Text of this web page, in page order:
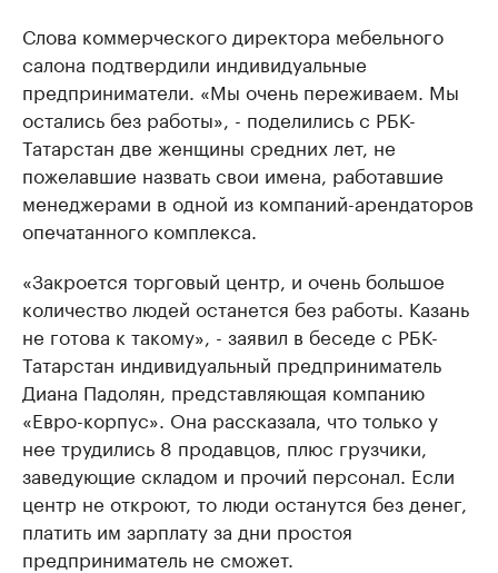
Слова коммерческого директора мебельного
салона подтвердили индивидуальные
предприниматели. «Мы очень переживаем. Мы
остались без работы», - поделились с РБК-
Татарстан две женщины средних лет, не
пожелавшие назвать свои имена, работавшие
менеджерами в одной из компаний-арендаторов
опечатанного комплекса.
«Закроется торговый центр, и очень большое
количество людей останется без работы. Казань
не готова к такому», - заявил в беседе с РБК-
Татарстан индивидуальный предприниматель
Диана Падолян, представляющая компанию
«Евро-корпус». Она рассказала, что только у
нее трудились 8 продавцов, плюс грузчики,
заведующие складом и прочий персонал. Если
центр не откроют, то люди останутся без денег,
платить им зарплату за дни простоя
предприниматель не сможет.